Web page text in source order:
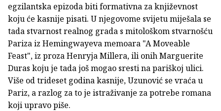
egzilantska epizoda biti formativna za književnost
koju će kasnije pisati. U njegovome svijetu miješala se
tada stvarnost realnog grada s mitološkom stvarnošću
Pariza iz Hemingwayeva memoara "A Moveable
Feast", iz proza Henryja Millera, ili onih Marguerite
Duras koju je tada još mogao sresti na pariškoj ulici.
Više od trideset godina kasnije, Uzunović se vraća u
Pariz, a razlog za to je istraživanje za potrebe romana
koji upravo piše.